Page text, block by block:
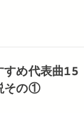
すめ代表曲15
その①